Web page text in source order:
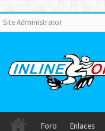
Site Administrator
Foro Enlaces